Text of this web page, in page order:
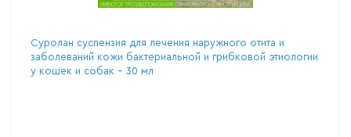
Суролан суспензия для лечения наружного отита и
заболеваний кожи бактериальной и грибковой этиологии
у кошек и собак – 30 мл